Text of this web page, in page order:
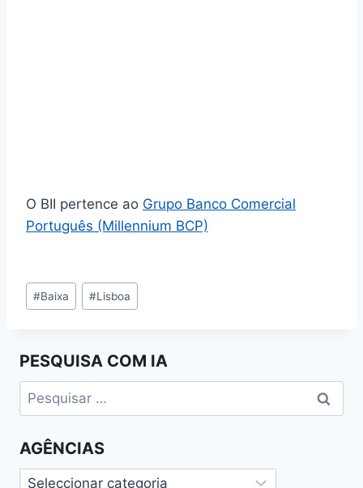
O BII pertence ao Grupo Banco Comercial
Português (Millennium BCP)
Tags
de
#Baixa #Lisboa
PESQUISA COM IA
Pesquisar
por:
AGÊNCIAS
Agências